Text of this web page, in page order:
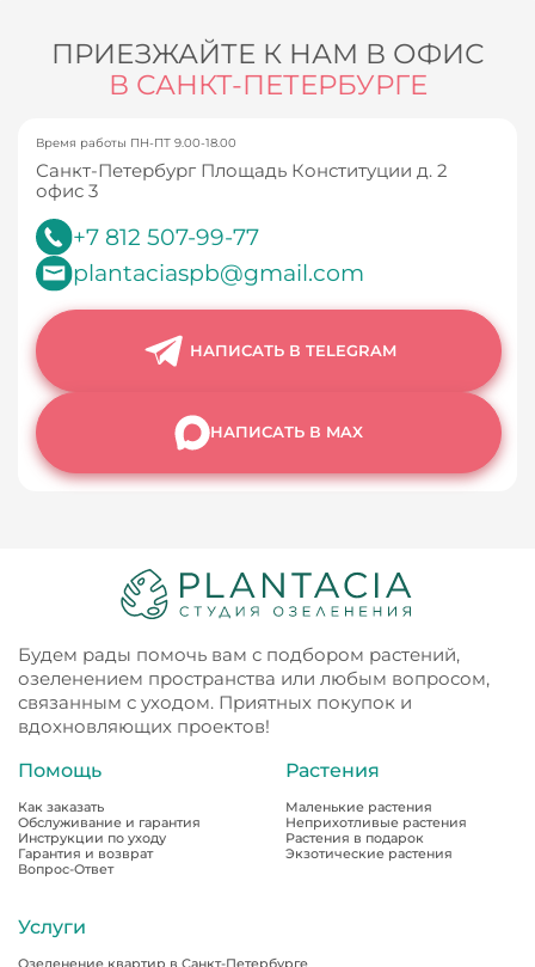
ПРИЕЗЖАЙТЕ К НАМ В ОФИС
В САНКТ-ПЕТЕРБУРГЕ
Время работы ПН-ПТ 9.00-18.00
Санкт-Петербург Площадь Конституции д. 2
офис 3
+7 812 507-99-77
plantaciaspb@gmail.com
НАПИСАТЬ В TELEGRAM
НАПИСАТЬ В MAX
Будем рады помочь вам с подбором растений,
озеленением пространства или любым вопросом,
связанным с уходом. Приятных покупок и
вдохновляющих проектов!
Помощь
Как заказать
Обслуживание и гарантия
Инструкции по уходу
Гарантия и возврат
Вопрос-Ответ
Растения
Маленькие растения
Неприхотливые растения
Растения в подарок
Экзотические растения
Услуги